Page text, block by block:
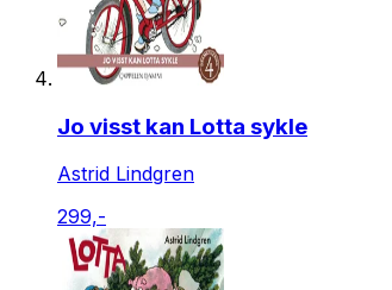
Jo visst kan Lotta sykle
Astrid Lindgren
299,-